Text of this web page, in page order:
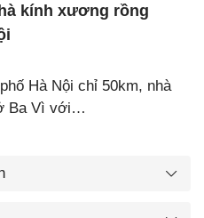
kính xương rồng
Hà Nội chỉ 50km, nhà
Ba Vì với…